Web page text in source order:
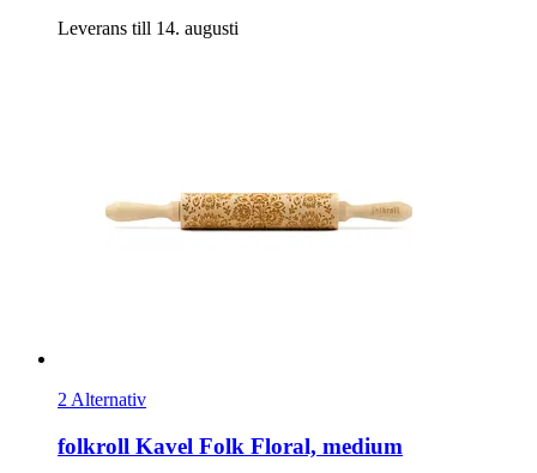
Leverans till 14. augusti
2 Alternativ
folkroll Kavel Folk Floral, medium